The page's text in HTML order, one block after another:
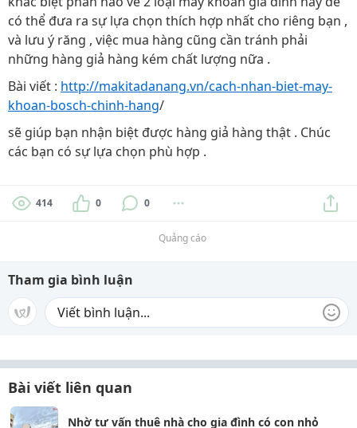
có thể đưa ra sự lựa chọn thích hợp nhất cho riêng bạn ,
và lưu ý răng , việc mua hàng cũng cần tránh phải
những hàng giả hàng kém chất lượng nữa .
Bài viết : http://makitadanang.vn/cach-nhan-biet-may-
khoan-bosch-chinh-hang/
sẽ giúp bạn nhận biệt được hàng giả hàng thật . Chúc
các bạn có sự lựa chọn phù hợp .
414 0 0
Quảng cáo
Tham gia bình luận
Bài viết liên quan
Nhờ tư vấn thuê nhà cho gia đình có con nhỏ